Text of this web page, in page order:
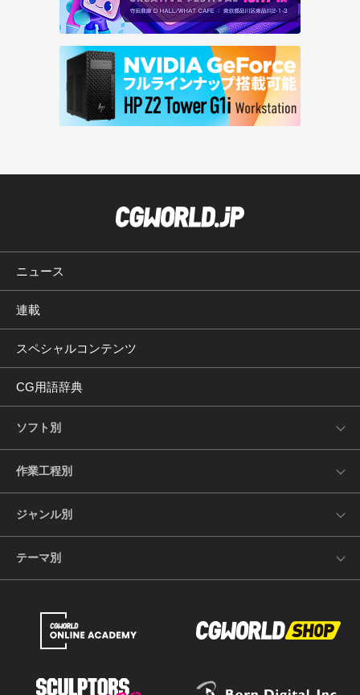
ニュース
連載
スペシャルコンテンツ
CG用語辞典
ソフト別
作業工程別
ジャンル別
テーマ別